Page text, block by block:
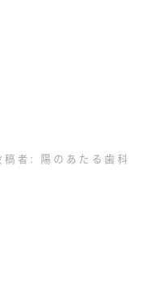
稿者: 陽のあたる歯科